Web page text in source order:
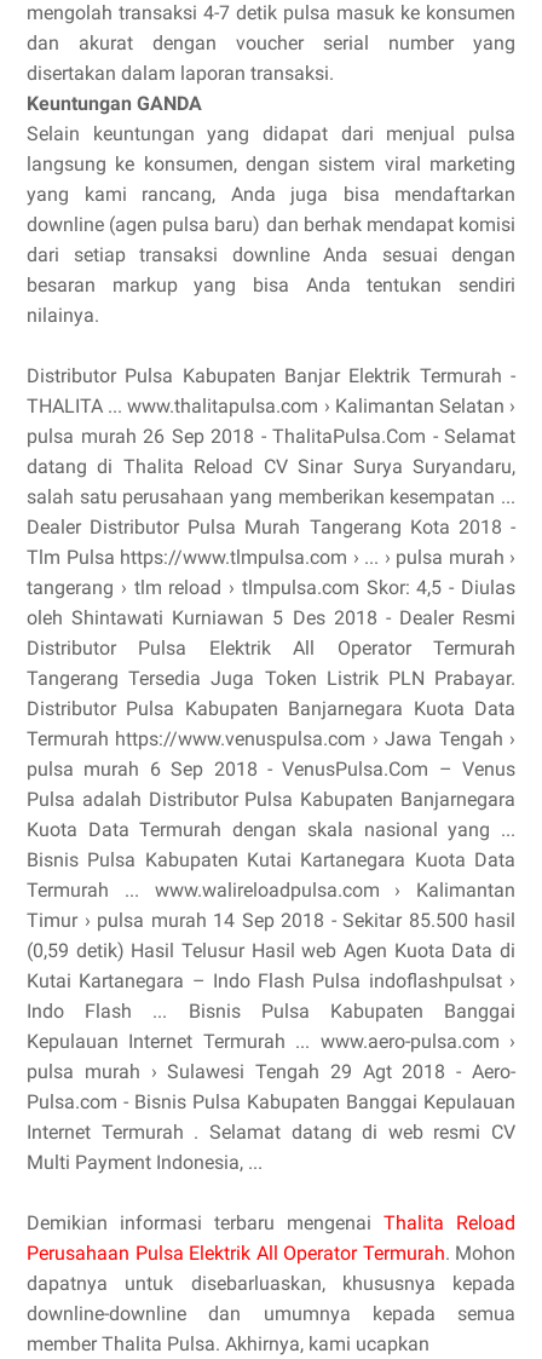
mengolah transaksi 4-7 detik pulsa masuk ke konsumen
dan akurat dengan voucher serial number yang
disertakan dalam laporan transaksi.
Keuntungan GANDA
Selain keuntungan yang didapat dari menjual pulsa
langsung ke konsumen, dengan sistem viral marketing
yang kami rancang, Anda juga bisa mendaftarkan
downline (agen pulsa baru) dan berhak mendapat komisi
dari setiap transaksi downline Anda sesuai dengan
besaran markup yang bisa Anda tentukan sendiri
nilainya.
Distributor Pulsa Kabupaten Banjar Elektrik Termurah -
THALITA ... www.thalitapulsa.com › Kalimantan Selatan ›
pulsa murah 26 Sep 2018 - ThalitaPulsa.Com - Selamat
datang di Thalita Reload CV Sinar Surya Suryandaru,
salah satu perusahaan yang memberikan kesempatan ...
Dealer Distributor Pulsa Murah Tangerang Kota 2018 -
Tlm Pulsa https://www.tlmpulsa.com › ... › pulsa murah ›
tangerang › tlm reload › tlmpulsa.com Skor: 4,5 - ‎Diulas
oleh Shintawati Kurniawan 5 Des 2018 - Dealer Resmi
Distributor Pulsa Elektrik All Operator Termurah
Tangerang Tersedia Juga Token Listrik PLN Prabayar.
Distributor Pulsa Kabupaten Banjarnegara Kuota Data
Termurah https://www.venuspulsa.com › Jawa Tengah ›
pulsa murah 6 Sep 2018 - VenusPulsa.Com – Venus
Pulsa adalah Distributor Pulsa Kabupaten Banjarnegara
Kuota Data Termurah dengan skala nasional yang ...
Bisnis Pulsa Kabupaten Kutai Kartanegara Kuota Data
Termurah ... www.walireloadpulsa.com › Kalimantan
Timur › pulsa murah 14 Sep 2018 - Sekitar 85.500 hasil
(0,59 detik) Hasil Telusur Hasil web Agen Kuota Data di
Kutai Kartanegara – Indo Flash Pulsa indoflashpulsat ›
Indo Flash ... Bisnis Pulsa Kabupaten Banggai
Kepulauan Internet Termurah ... www.aero-pulsa.com ›
pulsa murah › Sulawesi Tengah 29 Agt 2018 - Aero-
Pulsa.com - Bisnis Pulsa Kabupaten Banggai Kepulauan
Internet Termurah . Selamat datang di web resmi CV
Multi Payment Indonesia, ...
Demikian informasi terbaru mengenai Thalita Reload
Perusahaan Pulsa Elektrik All Operator Termurah. Mohon
dapatnya untuk disebarluaskan, khususnya kepada
downline-downline dan umumnya kepada semua
member Thalita Pulsa. Akhirnya, kami ucapkan